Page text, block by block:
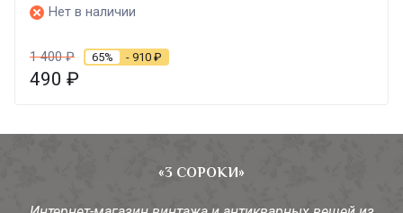
Нет в наличии
1 400₽ 65% - 910 ₽
490 ₽
«3 СОРОКИ»